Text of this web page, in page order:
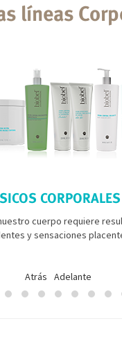
líneas
CORPORALES
cuerpo requiere
y sensaciones
Atrás Adelante